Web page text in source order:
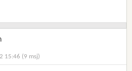
15:46 (9 msj)